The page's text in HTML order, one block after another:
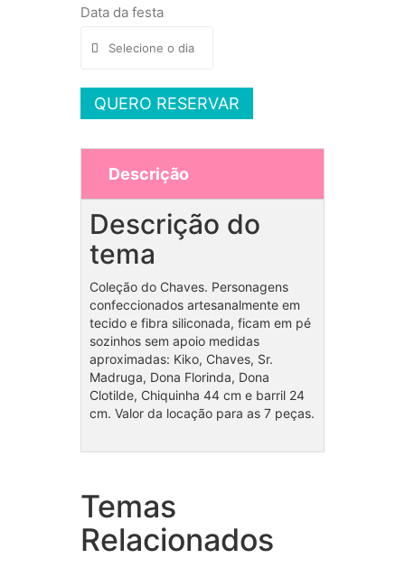
Data da festa
QUERO RESERVAR
Descrição
Descrição do
tema
Coleção do Chaves. Personagens
confeccionados artesanalmente em
tecido e fibra siliconada, ficam em pé
sozinhos sem apoio medidas
aproximadas: Kiko, Chaves, Sr.
Madruga, Dona Florinda, Dona
Clotilde, Chiquinha 44 cm e barril 24
cm. Valor da locação para as 7 peças.
Temas
Relacionados
Coleção Fundo do Mar para
menina
Coleção Patrulha Canina